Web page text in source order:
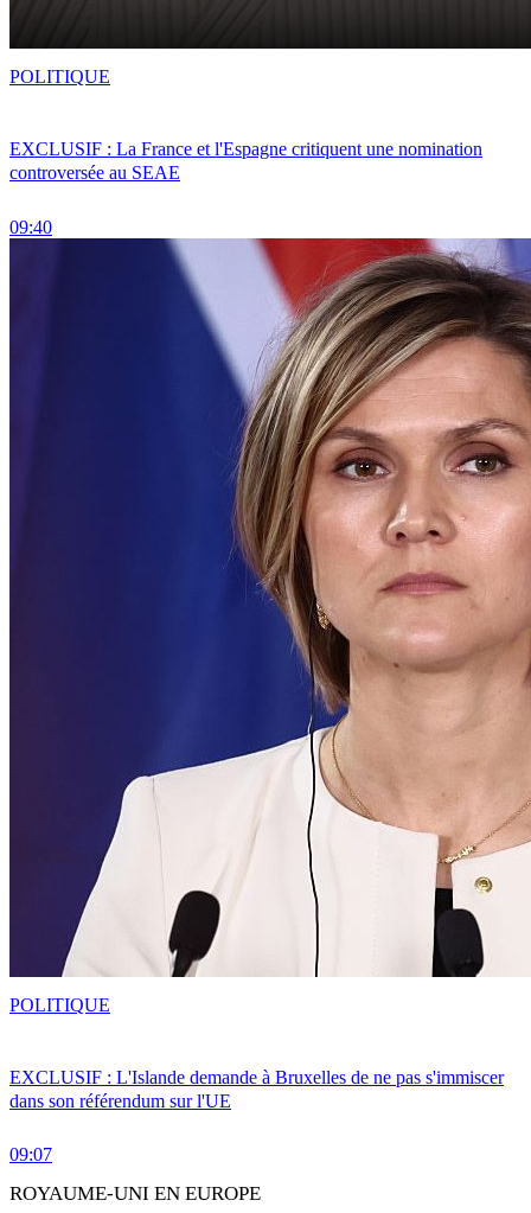
EXCLUSIF : La France et l'Espagne critiquent une nomination
controversée au SEAE
09:40
POLITIQUE
EXCLUSIF : L'Islande demande à Bruxelles de ne pas s'immiscer
dans son référendum sur l'UE
09:07
POLITIQUE
ROYAUME-UNI EN EUROPE